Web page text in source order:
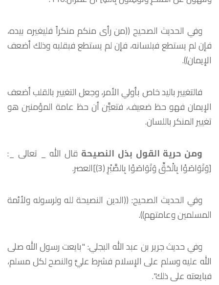
وفي الحديث الصحيح ((من رأى منكم منكراً فليغيره بيده،
فإن لم يستطع فبلسانه، فإن لم يستطع فبقلبه وذلك أضعف
الإيمان)).
فالتغيير باليد خاص بأولي الأمر، وجعل التغيير بالقلب أضعف
الإيمان فهو حظ ضعيف، فتعيَّن أن حظ عامة المؤمنين هو
تغيير المنكر باللسان.
ومن حرية القول بذل النصيحة قال الله _ تعالى _:
[وَتَوَاصَوْا بِالْحَقِّ وَتَوَاصَوْا بِالصَّبْرِ (3)]العصر.
وفي الحديث الصحيح: ((الدين النصيحة لله ولرسوله ولأئمة
المسلمين وعامتهم)).
وفي حديث جرير بن عبد الله البجلي: "بايعت رسول الله صلى
الله عليه وسلم على الإسلام فشرط عليَّ والنصح لكل مسلم،
فبايعته على ذلك".